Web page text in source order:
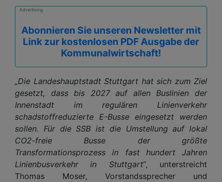
Advertising
Abonnieren Sie unseren Newsletter mit
Link zur kostenlosen PDF Ausgabe der
Kommunalwirtschaft!
„Die Landeshauptstadt Stuttgart hat sich zum Ziel
gesetzt, dass bis 2027 auf allen Buslinien der
Innenstadt im regulären Linienverkehr
schadstoffreduzierte E-Busse eingesetzt werden
sollen. Für die SSB ist die Umstellung auf lokal
CO2-freie Busse der größte
Transformationsprozess in fast hundert Jahren
Linienbusverkehr in Stuttgart“, unterstreicht
Thomas Moser, Vorstandssprecher und